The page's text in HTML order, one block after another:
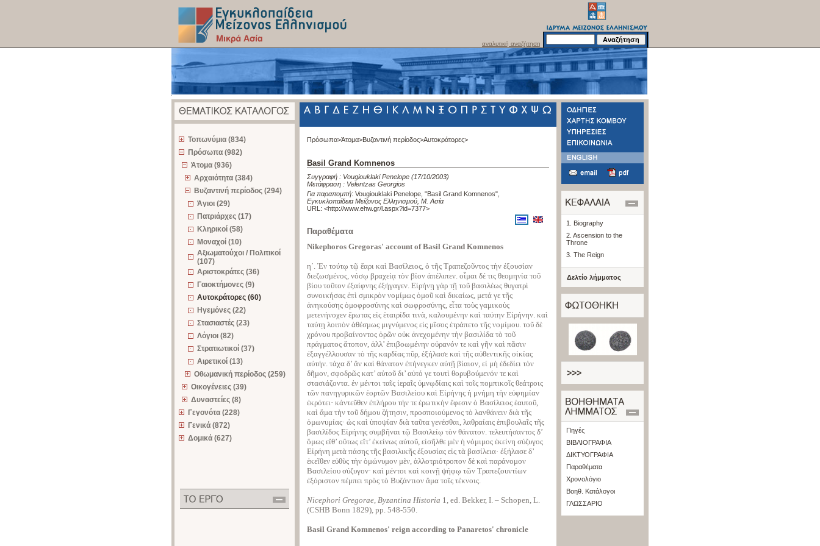
αναλυτική αναζήτηση
Τοπωνύμια (834)
Πρόσωπα (982)
Άτομα (936)
Αρχαιότητα (384)
Βυζαντινή περίοδος (294)
Άγιοι (29)
Πατριάρχες (17)
Κληρικοί (58)
Μοναχοί (10)
Αξιωματούχοι / Πολιτικοί
(107)
Αριστοκράτες (36)
Γαιοκτήμονες (9)
Αυτοκράτορες (60)
Ηγεμόνες (22)
Στασιαστές (23)
Λόγιοι (82)
Στρατιωτικοί (37)
Αιρετικοί (13)
Οθωμανική περίοδος (259)
Οικογένειες (39)
Δυναστείες (8)
Γεγονότα (228)
Γενικά (872)
Δομικά (627)
Πρόσωπα>Άτομα>Βυζαντινή περίοδος>Αυτοκράτορες>
Basil Grand Komnenos
Συγγραφή : Vougiouklaki Penelope (17/10/2003)
Μετάφραση : Velentzas Georgios
Για παραπομπή: Vougiouklaki Penelope, "Basil Grand Komnenos"
Εγκυκλοπαίδεια Μείζονος Ελληνισμού, Μ. Ασία
URL: <http://www.ehw.gr/l.aspx?id=7377>
Παραθέματα
Nikephoros Gregoras' account of Basil Grand Komnenos
ηʹ. Ἐν τούτῳ τῷ ἔαρι καὶ Βασίλειος, ὁ τῆς Τραπεζοῦντος τὴν ἐξουσίαν
διεζωσμένος, νόσῳ βραχείᾳ τὸν βίον ἀπέλιπεν. οἶμαι δέ τις θεομηνία τοῦ
βίου τοῦτον ἐξαίφνης ἐξήγαγεν. Εἰρήνῃ γὰρ τῇ τοῦ βασιλέως θυγατρὶ
συνοικήσας ἐπὶ σμικρὸν νομίμως ὁμοῦ καὶ δικαίως, μετά γε τῆς
ἀνηκούσης ὁμοφροσύνης καὶ σωφροσύνης, εἶτα τοὺς γαμικοὺς
μετενήνοχεν ἔρωτας εἰς ἑταιρίδα τινὰ, καλουμένην καὶ ταύτην Εἰρήνην. καὶ
ταύτῃ λοιπὸν ἀθέσμως μιγνύμενος εἰς μῖσος ἐτράπετο τῆς νομίμου. τοῦ δὲ
χρόνου προβαίνοντος ὁρῶν οὐκ ἀνεχομένην τὴν βασιλίδα τὸ τοῦ
πράγματος ἄτοπον, ἀλλ’ ἐπιβοωμένην οὐρανόν τε καὶ γῆν καὶ πᾶσιν
ἐξαγγέλλουσαν τὸ τῆς καρδίας πῦρ, ἐξήλασε καὶ τῆς αὐθεντικῆς οἰκίας
αὐτήν. τάχα δ’ ἂν καὶ θάνατον ἐπήνεγκεν αὐτῇ βίαιον, εἰ μὴ ἐδεδίει τὸν
δῆμον, σφοδρῶς κατ’ αὐτοῦ δι’ αὐτό γε τουτὶ θορυβούμενόν τε καὶ
στασιάζοντα. ἐν μέντοι ταῖς ἱεραῖς ὑμνῳδίαις καὶ τοῖς πομπικοῖς θεάτροις
τῶν πανηγυρικῶν ἑορτῶν Βασιλείου καὶ Εἰρήνης ἡ μνήμη τὴν εὐφημίαν
ἐκρότει· κἀντεῦθεν ἐπλήρου τήν τε ἐρωτικὴν ἔφεσιν ὁ Βασίλειος ἑαυτοῦ,
καὶ ἅμα τὴν τοῦ δήμου ζήτησιν, προσποιούμενος τὸ λανθάνειν διὰ τῆς
ὁμωνυμίας· ὡς καὶ ὑποψίαν διὰ ταῦτα γενέσθαι, λαθραίαις ἐπιβουλαῖς τῆς
βασιλίδος Εἰρήνης συμβῆναι τῷ Βασιλείῳ τὸν θάνατον. τελευτήσαντος δ’
ὅμως εἴθ’ οὕτως εἴτ’ ἐκείνως αὐτοῦ, εἰσῆλθε μὲν ἡ νόμιμος ἐκείνη σύζυγος
Εἰρήνη μετὰ πάσης τῆς βασιλικῆς ἐξουσίας εἰς τὰ βασίλεια· ἐξήλασε δ’
ἐκεῖθεν εὐθὺς τὴν ὁμώνυμον μὲν, ἀλλοτριότροπον δὲ καὶ παράνομον
Βασιλείου σύζυγον· καὶ μέντοι καὶ κοινῇ ψήφῳ τῶν Τραπεζουντίων
ἐξόριστον πέμπει πρὸς τὸ Βυζάντιον ἅμα τοῖς τέκνοις.
Nicephori Gregorae, Byzantina Historia 1, ed. Bekker, I. – Schopen, L.
(CSHB Bonn 1829), pp. 548-550.
Basil Grand Komnenos' reign according to Panaretos' chronicle
1. Βiography
2. Ascension to the
Throne
3. The Reign
Δελτίο λήμματος
>>>
Πηγές
ΒΙΒΛΙΟΓΡΑΦΙΑ
ΔΙΚΤΥΟΓΡΑΦΙΑ
Παραθέματα
Χρονολόγιο
Βοηθ. Κατάλογοι
ΓΛΩΣΣΑΡΙΟ